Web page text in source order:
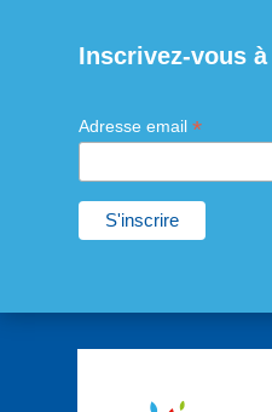
Inscrivez-vous
Adresse email *